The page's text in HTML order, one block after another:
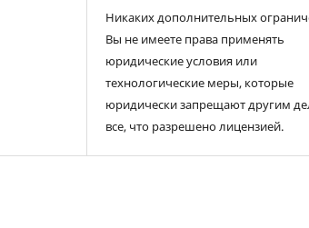
Никаких дополнительных
Вы не имеете права применять
юридические условия или
технологические меры, которые
юридически запрещают другим
все, что разрешено лицензией.